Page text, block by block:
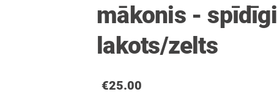
mākonis - spīdīgi
lakots/zelts
€25.00